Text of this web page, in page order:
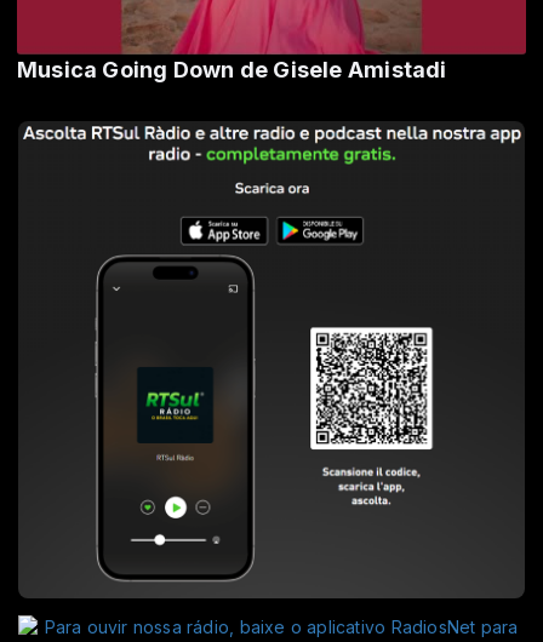
Musica Going Down de Gisele Amistadi